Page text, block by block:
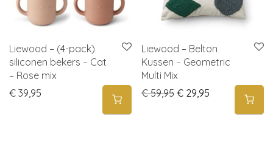
Liewood – (4-pack)
siliconen bekers – Cat
– Rose mix
€ 39,95
Liewood – Belton
Kussen – Geometric
Multi Mix
€59,95 Original price was: €
€ 29,95 Current price